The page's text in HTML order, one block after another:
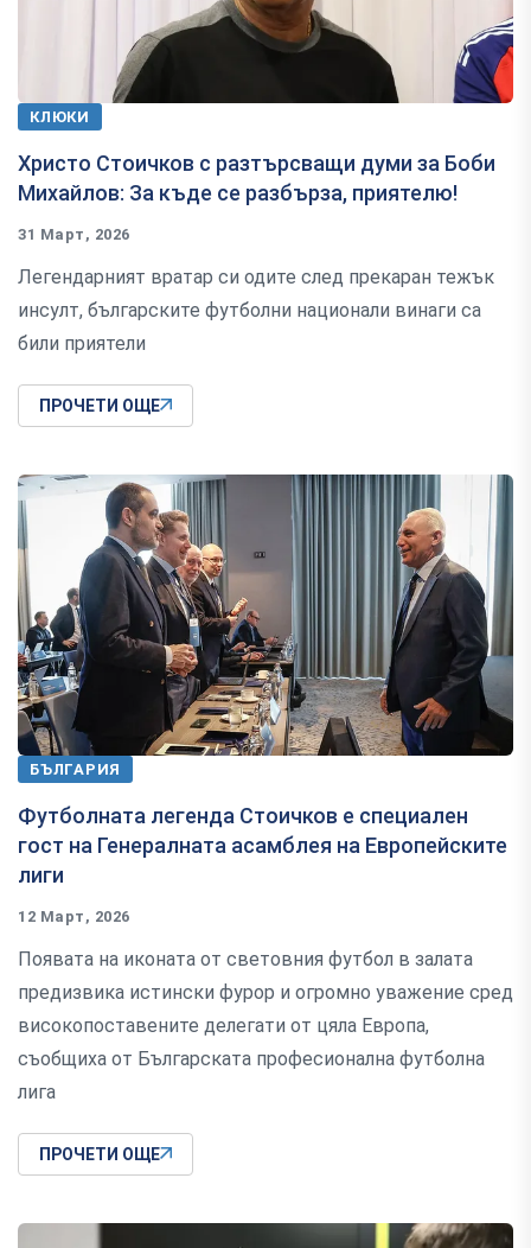
КЛЮКИ
Христо Стоичков с разтърсващи думи за Боби
Михайлов: За къде се разбърза, приятелю!
31 Март, 2026
Легендарният вратар си одите след прекаран тежък
инсулт, българските футболни национали винаги са
били приятели
ПРОЧЕТИ ОЩЕ
БЪЛГАРИЯ
Футболната легенда Стоичков е специален
гост на Генералната асамблея на Европейските
лиги
12 Март, 2026
Появата на иконата от световния футбол в залата
предизвика истински фурор и огромно уважение сред
високопоставените делегати от цяла Европа,
съобщиха от Българската професионална футболна
лига
ПРОЧЕТИ ОЩЕ